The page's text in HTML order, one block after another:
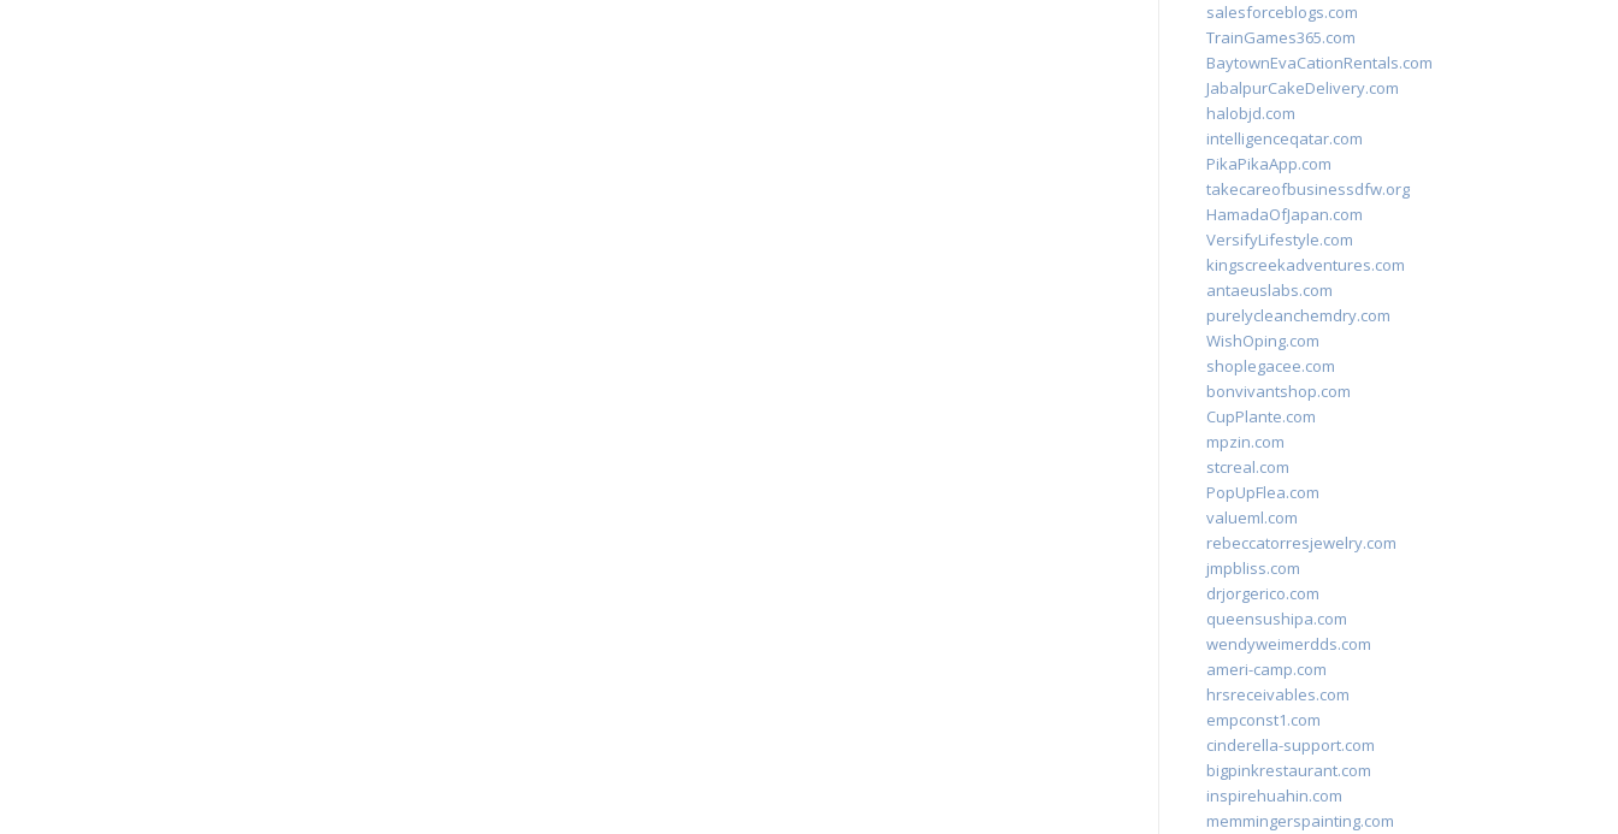
salesforceblogs.com
TrainGames365.com
BaytownEvaCationRentals.com
JabalpurCakeDelivery.com
halobjd.com
intelligenceqatar.com
PikaPikaApp.com
takecareofbusinessdfw.org
HamadaOfJapan.com
VersifyLifestyle.com
kingscreekadventures.com
antaeuslabs.com
purelycleanchemdry.com
WishOping.com
shoplegacee.com
bonvivantshop.com
CupPlante.com
mpzin.com
stcreal.com
PopUpFlea.com
valueml.com
rebeccatorresjewelry.com
jmpbliss.com
drjorgerico.com
queensushipa.com
wendyweimerdds.com
ameri-camp.com
hrsreceivables.com
empconst1.com
cinderella-support.com
bigpinkrestaurant.com
inspirehuahin.com
memmingerspainting.com